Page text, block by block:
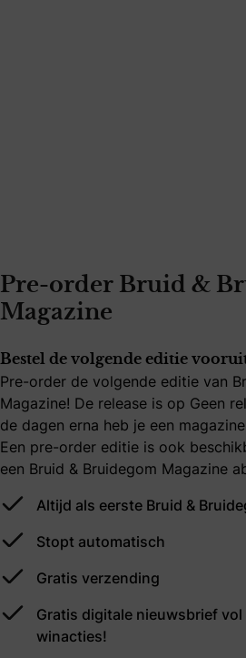
Pre-order Bruid &
Magazine
Bestel de volgende editie
Pre-order de volgende editie van
Magazine! De release is op Geen
de dagen erna heb je een
Een pre-order editie is ook
een Bruid & Bruidegom Magazine
Altijd als eerste Bruid &
Stopt automatisch
Gratis verzending
Gratis digitale nieuwsbrief
winacties!